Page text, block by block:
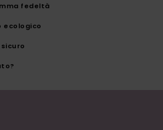
fedeltà
ecologico